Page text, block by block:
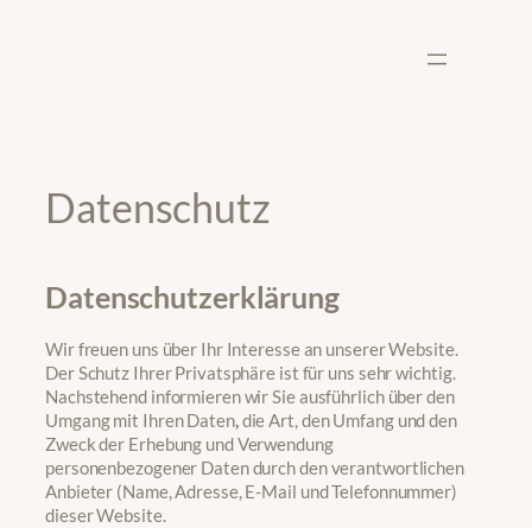
Datenschutz
Datenschutzerklärung
Wir freuen uns über Ihr Interesse an unserer Website.
Der Schutz Ihrer Privatsphäre ist für uns sehr wichtig.
Nachstehend informieren wir Sie ausführlich über den
Umgang mit Ihren Daten,die Art, den Umfang und den
Zweck der Erhebung und Verwendung
personenbezogener Daten durch den verantwortlichen
Anbieter (Name, Adresse, E-Mail und Telefonnummer)
dieser Website.